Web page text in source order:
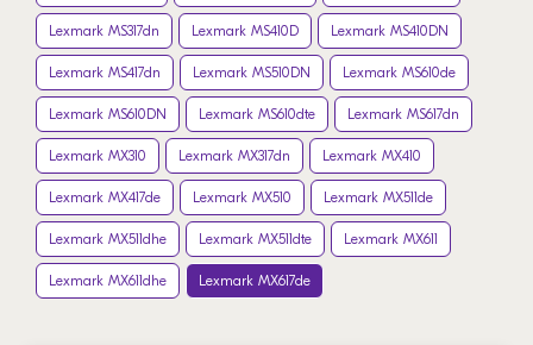
Lexmark MS317dn Lexmark MS410D Lexmark MS410DN
Lexmark MS417dn Lexmark MS510DN Lexmark MS610de
Lexmark MS610DN Lexmark MS610dte Lexmark MS617dn
Lexmark MX310 Lexmark MX317dn Lexmark MX410
Lexmark MX417de Lexmark MX510 Lexmark MX511de
Lexmark MX511dhe Lexmark MX511dte Lexmark MX611
Lexmark MX611dhe Lexmark MX617de